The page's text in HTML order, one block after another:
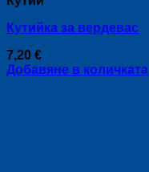
Кутийка за вердевас
7,20 €
Добавяне в количката